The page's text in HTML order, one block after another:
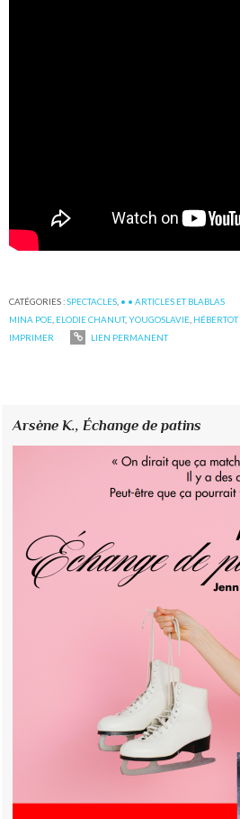
CATÉGORIES :SPECTACLES • • ARTICLES ET BLABLAS
MINA POE ELODIE CHANUT,YOUGOSLAVIE HÉBERTOT
IMPRIMER
LIEN PERMANENT
Arsène K.,Échange de patins